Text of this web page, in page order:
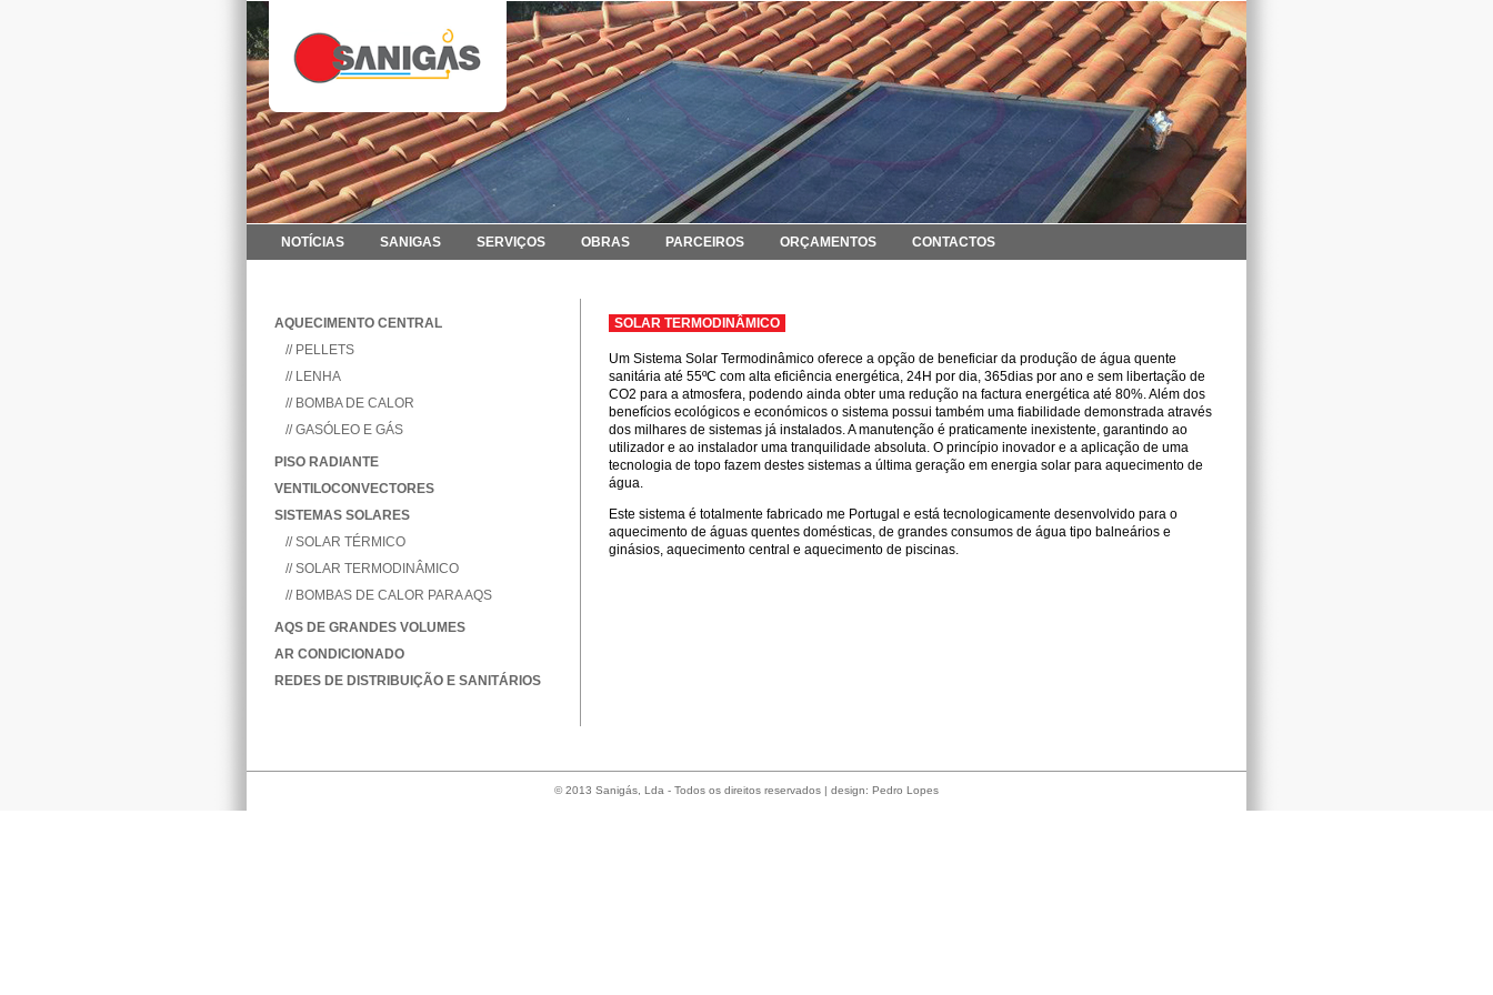
NOTÍCIAS SANIGAS SERVIÇOS OBRAS PARCEIROS ORÇAMENTOS CONTACTOS
AQUECIMENTO CENTRAL
// PELLETS
// LENHA
// BOMBA DE CALOR
// GASÓLEO E GÁS
PISO RADIANTE
VENTILOCONVECTORES
SISTEMAS SOLARES
// SOLAR TÉRMICO
// SOLAR TERMODINÂMICO
// BOMBAS DE CALOR PARA AQS
AQS DE GRANDES VOLUMES
AR CONDICIONADO
REDES DE DISTRIBUIÇÃO E SANITÁRIOS
SOLAR TERMODINÂMICO
Um Sistema Solar Termodinâmico oferece a opção de beneficiar da produção de água quente
sanitária até 55ºC com alta eficiência energética, 24H por dia, 365dias por ano e sem libertação de
CO2 para a atmosfera, podendo ainda obter uma redução na factura energética até 80%. Além dos
benefícios ecológicos e económicos o sistema possui também uma fiabilidade demonstrada através
dos milhares de sistemas já instalados. A manutenção é praticamente inexistente, garantindo ao
utilizador e ao instalador uma tranquilidade absoluta. O princípio inovador e a aplicação de uma
tecnologia de topo fazem destes sistemas a última geração em energia solar para aquecimento de
água.
Este sistema é totalmente fabricado me Portugal e está tecnologicamente desenvolvido para o
aquecimento de águas quentes domésticas, de grandes consumos de água tipo balneários e
ginásios, aquecimento central e aquecimento de piscinas.
© 2013 Sanigás, Lda - Todos os direitos reservados | design: Pedro Lopes